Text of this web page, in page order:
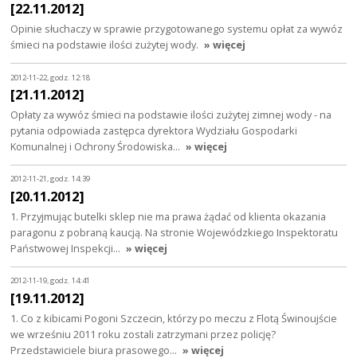
[22.11.2012]
Opinie słuchaczy w sprawie przygotowanego systemu opłat za wywóz
śmieci na podstawie ilości zużytej wody. » więcej
2012-11-22, godz. 12:18
[21.11.2012]
Opłaty za wywóz śmieci na podstawie ilości zużytej zimnej wody - na
pytania odpowiada zastępca dyrektora Wydziału Gospodarki
Komunalnej i Ochrony Środowiska… » więcej
2012-11-21, godz. 14:39
[20.11.2012]
1. Przyjmując butelki sklep nie ma prawa żądać od klienta okazania
paragonu z pobraną kaucją. Na stronie Wojewódzkiego Inspektoratu
Państwowej Inspekcji… » więcej
2012-11-19, godz. 14:41
[19.11.2012]
1. Co z kibicami Pogoni Szczecin, którzy po meczu z Flotą Świnoujście
we wrześniu 2011 roku zostali zatrzymani przez policję?
Przedstawiciele biura prasowego… » więcej